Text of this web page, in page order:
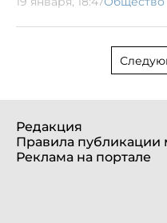
Редакция
Правила публикации
Реклама на портале